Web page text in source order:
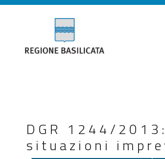
DGR 1244/
situazioni